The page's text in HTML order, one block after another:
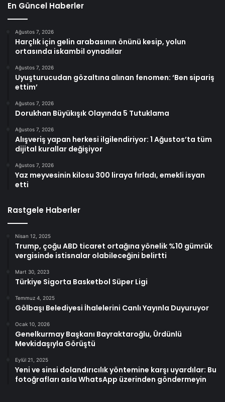
En Güncel Haberler
Ağustos 7, 2026
Harçlık için gelin arabasının önünü kesip, yolun
ortasında iskambil oynadılar
Ağustos 7, 2026
Uyuşturucudan gözaltına alınan fenomen: ‘Ben sipariş
ettim’
Ağustos 7, 2026
Dorukhan Büyükışık Olayında 5 Tutuklama
Ağustos 7, 2026
Alışveriş yapan herkesi ilgilendiriyor: 1 Ağustos’ta tüm
dijital kurallar değişiyor
Ağustos 7, 2026
Yaz meyvesinin kilosu 300 liraya fırladı, emekli isyan
etti
Rastgele Haberler
Nisan 12, 2025
Trump, çoğu ABD ticaret ortağına yönelik %10 gümrük
vergisinde istisnalar olabileceğini belirtti
Mart 30, 2023
Türkiye Sigorta Basketbol Süper Ligi
Temmuz 4, 2025
Gölbaşı Belediyesi İhalelerini Canlı Yayınla Duyuruyor
Ocak 10, 2026
Genelkurmay Başkanı Bayraktaroğlu, Ürdünlü
Mevkidaşıyla Görüştü
Eylül 21, 2025
Yeni ve sinsi dolandırıcılık yöntemine karşı uyardılar: Bu
fotoğrafları asla WhatsApp üzerinden göndermeyin